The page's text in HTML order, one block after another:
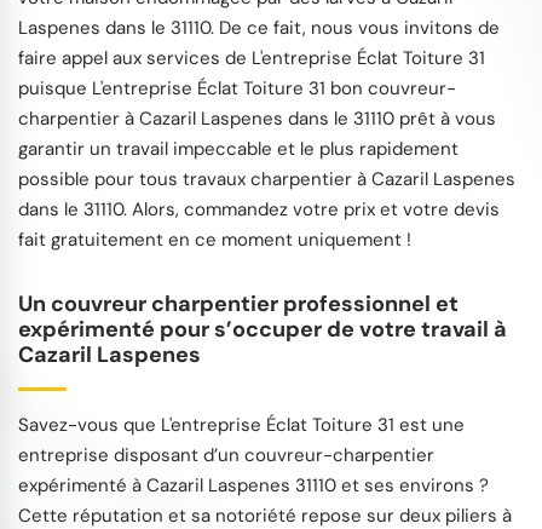
Laspenes dans le 31110. De ce fait, nous vous invitons de
faire appel aux services de L'entreprise Éclat Toiture 31
puisque L'entreprise Éclat Toiture 31 bon couvreur-
charpentier à Cazaril Laspenes dans le 31110 prêt à vous
garantir un travail impeccable et le plus rapidement
possible pour tous travaux charpentier à Cazaril Laspenes
dans le 31110. Alors, commandez votre prix et votre devis
fait gratuitement en ce moment uniquement !
Un couvreur charpentier professionnel et
expérimenté pour s’occuper de votre travail à
Cazaril Laspenes
Savez-vous que L'entreprise Éclat Toiture 31 est une
entreprise disposant d’un couvreur-charpentier
expérimenté à Cazaril Laspenes 31110 et ses environs ?
Cette réputation et sa notoriété repose sur deux piliers à